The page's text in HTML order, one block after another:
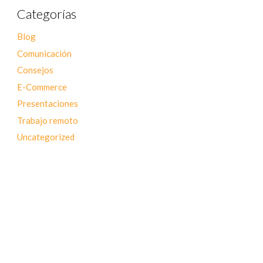
Categorías
Blog
Comunicación
Consejos
E-Commerce
Presentaciones
Trabajo remoto
Uncategorized